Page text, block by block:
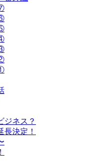
ジネス？
決定！